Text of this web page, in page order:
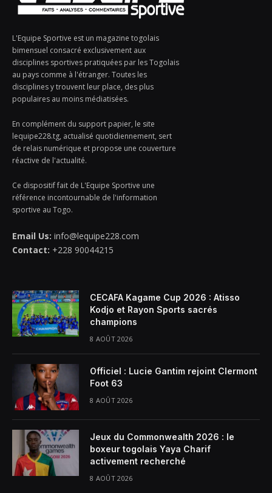
L'Equipe Sportive est un magazine togolais
bimensuel consacré exclusivement aux
disciplines sportives pratiquées par les Togolais
au pays comme à l'étranger. Toutes les
disciplines y trouvent leur place, des plus
populaires au moins médiatisées.
En complément du support papier, le site
lequipe228.tg, actualisé quotidiennement, sert
de relais numérique et propose une couverture
réactive de l'actualité.
Ce dispositif fait de L'Equipe Sportive une
référence incontournable de l'information
sportive au Togo.
Email Us: info@lequipe228.com
Contact: +228 90044215
CECAFA Kagame Cup 2026 : Atisso
Kodjo et Rayon Sports sacrés
champions
8 AOÛT 2026
Officiel : Lucie Gantim rejoint Clermont
Foot 63
8 AOÛT 2026
Jeux du Commonwealth 2026 : le
boxeur togolais Yaya Charif
activement recherché
8 AOÛT 2026